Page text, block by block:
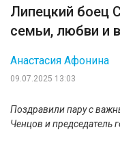
Липецкий боец
семьи, любви и
09.07.2025 13:03
Анастасия Афонина
Поздравили пару с
Ченцов и председатель